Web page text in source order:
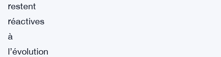
restent
réactives
à
l’évolution